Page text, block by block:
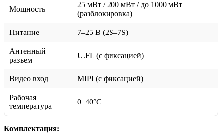
Мощность
25 мВт / 200 мВт / до 1000 мВт
(разблокировка)
Питание 7–25 В (2S–7S)
Антенный
разъем
U.FL (с фиксацией)
Видео вход MIPI (с фиксацией)
Рабочая
температура
0–40°C
Комплектация: